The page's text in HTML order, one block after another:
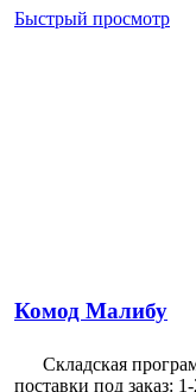
Быстрый просмотр
Комод Малибу
Складская
поставки под заказ: